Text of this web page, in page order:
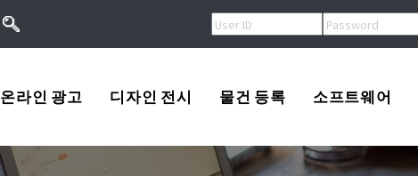
온라인 광고
오버추어광고
디자인 전시 물건 등록
USA
소프트웨어